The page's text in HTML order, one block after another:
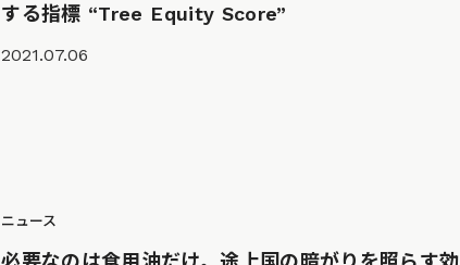
する指標 “Tree Equity Score”
2021.07.06
ニュース